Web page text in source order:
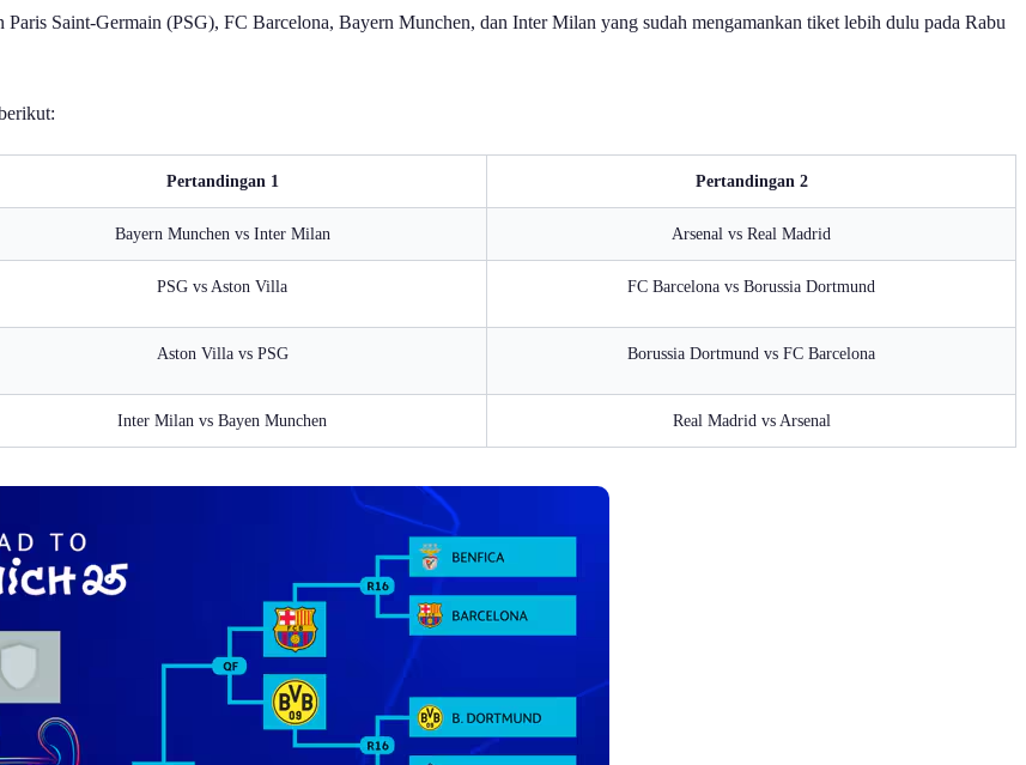
Saint-Germain (PSG), FC Barcelona, Bayern Munchen, dan Inter Milan yang sudah mengamankan tiket lebih dulu pada Rabu
Pertandingan 1 Pertandingan 2
Bayern Munchen vs Inter Milan Arsenal vs Real Madrid
PSG vs Aston Villa FC Barcelona vs Borussia Dortmund
Aston Villa vs PSG Borussia Dortmund vs FC Barcelona
Inter Milan vs Bayen Munchen Real Madrid vs Arsenal